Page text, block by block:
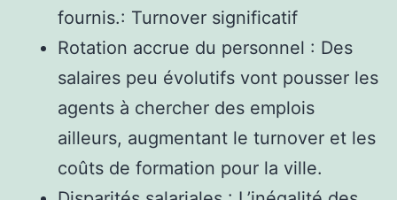
fournis.: Turnover significatif
Rotation accrue du personnel : Des
salaires peu évolutifs vont pousser les
agents à chercher des emplois
ailleurs, augmentant le turnover et les
coûts de formation pour la ville.